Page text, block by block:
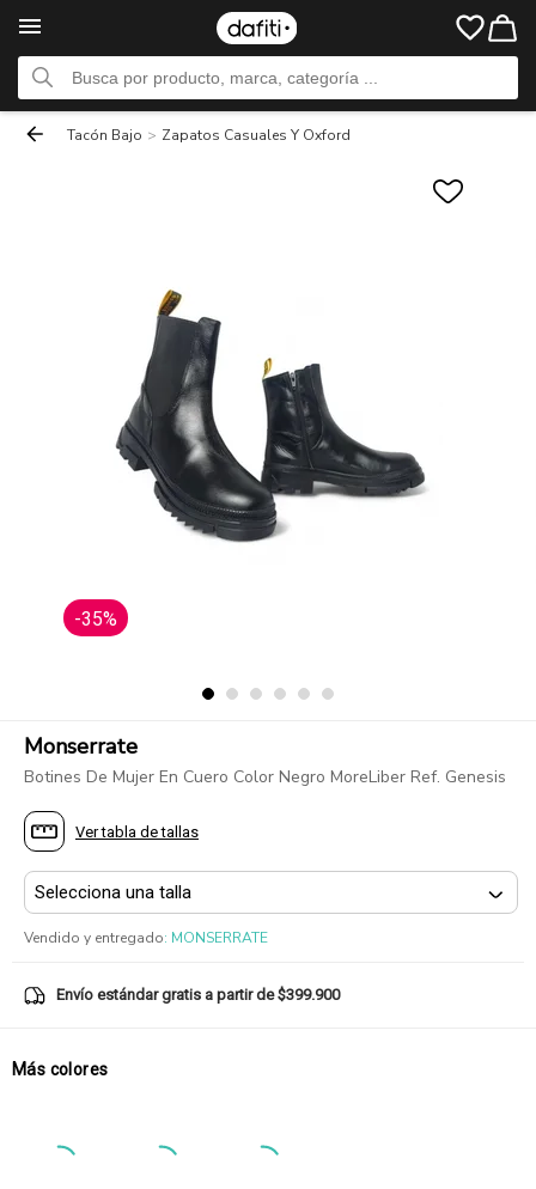
Tacón Bajo > Zapatos Casuales Y Oxford
-35%
Monserrate
Botines De Mujer En Cuero Color Negro MoreLiber Ref. Genesis
Ver tabla de tallas
Vendido y entregado: MONSERRATE
Envío estándar gratis a partir de $399.900
Más colores